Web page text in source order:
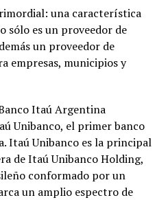
una característica
sólo es un proveedor de
un proveedor de
empresas, municipios y
Itaú Argentina
Unibanco, el primer banco
Itaú Unibanco es la principal
de Itaú Unibanco Holding,
conformado por un
un amplio espectro de